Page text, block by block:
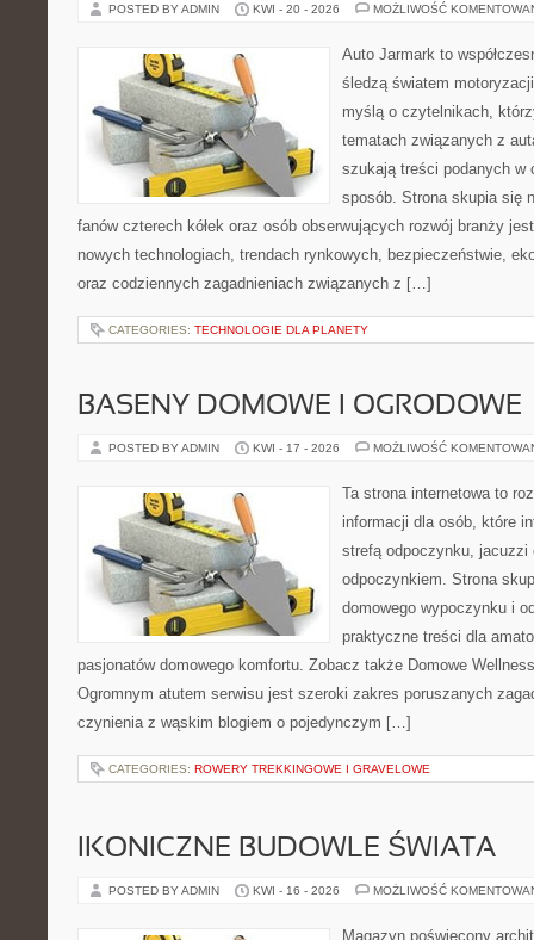
POSTED BY ADMIN KWI - 20 - 2026 MOŻLIWOŚĆ
Auto Jarmark to
śledzą światem
myślą o czytelnikach,
tematach związanych z
szukają treści podanych w
sposób. Strona skupia się
fanów czterech kółek oraz osób obserwujących rozwój branży
nowych technologiach, trendach rynkowych, bezpieczeństwie,
oraz codziennych zagadnieniach związanych z […]
CATEGORIES: TECHNOLOGIE DLA PLANETY
BASENY DOMOWE I OGRODOWE
POSTED BY ADMIN KWI - 17 - 2026 MOŻLIWOŚĆ
Ta strona internetowa to
informacji dla osób, które
strefą odpoczynku, jacuzzi
odpoczynkiem. Strona
domowego wypoczynku i
praktyczne treści dla
pasjonatów domowego komfortu. Zobacz także Domowe
Ogromnym atutem serwisu jest szeroki zakres poruszanych
czynienia z wąskim blogiem o pojedynczym […]
CATEGORIES: ROWERY TREKKINGOWE I GRAVELOWE
IKONICZNE BUDOWLE ŚWIATA
POSTED BY ADMIN KWI - 16 - 2026 MOŻLIWOŚĆ
Magazyn poświęcony